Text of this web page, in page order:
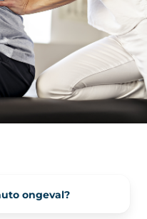
ongeval?